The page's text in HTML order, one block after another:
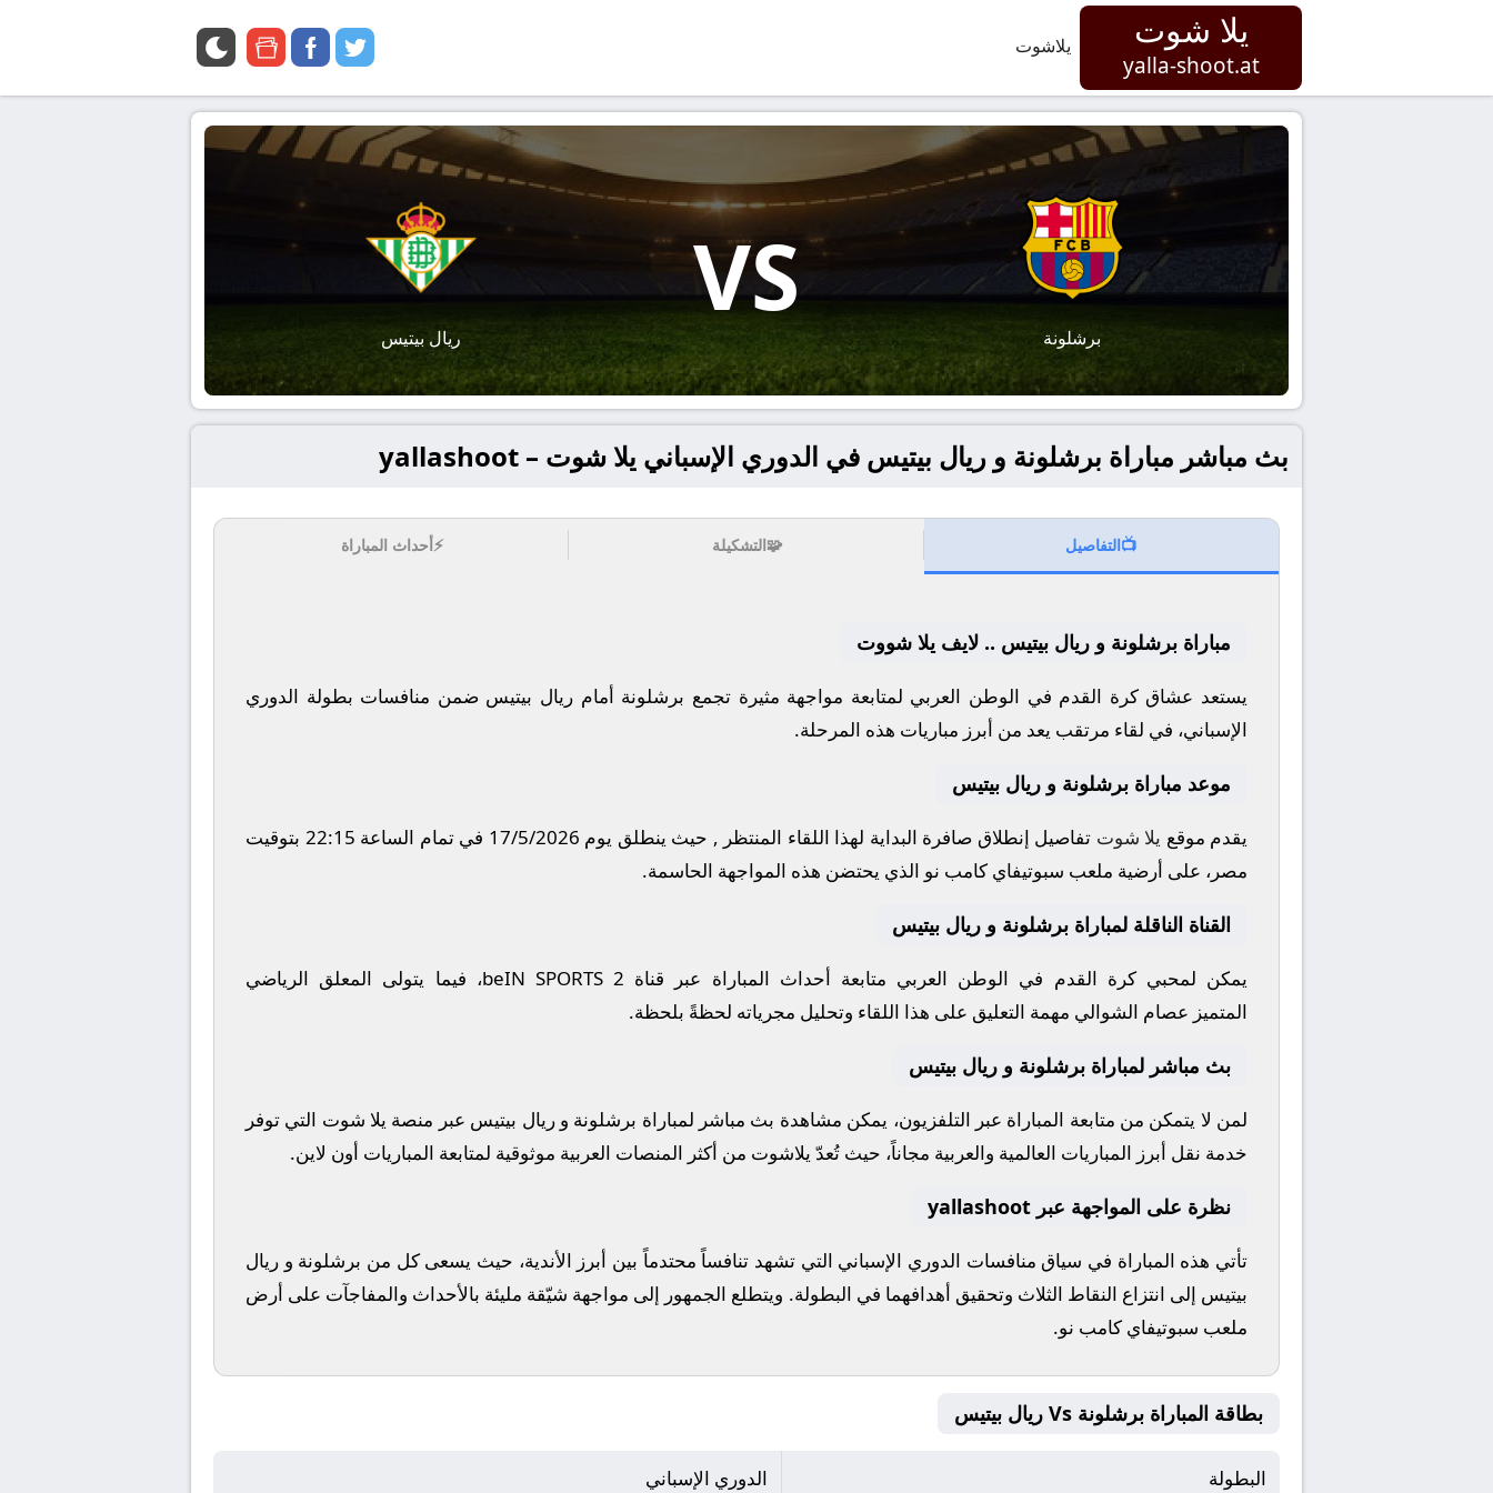
يلا شوت
yalla-shoot.at
يلاشوت twitter
facebook
google
برشلونة
VS
ريال بيتيس
بث مباشر مباراة برشلونة و ريال بيتيس في الدوري الإسباني يلا شوت – yallashoot
📺التفاصيل 🧩التشكيلة ⚡أحداث المباراة
مباراة برشلونة و ريال بيتيس .. لايف يلا شووت
يستعد عشاق كرة القدم في الوطن العربي لمتابعة مواجهة مثيرة تجمع برشلونة أمام ريال بيتيس ضمن منافسات بطولة الدوري
الإسباني، في لقاء مرتقب يعد من أبرز مباريات هذه المرحلة.
موعد مباراة برشلونة و ريال بيتيس
يقدم موقع يلا شوت تفاصيل إنطلاق صافرة البداية لهذا اللقاء المنتظر , حيث ينطلق يوم 17/5/2026 في تمام الساعة 22:15 بتوقيت
مصر، على أرضية ملعب سبوتيفاي كامب نو الذي يحتضن هذه المواجهة الحاسمة.
القناة الناقلة لمباراة برشلونة و ريال بيتيس
يمكن لمحبي كرة القدم في الوطن العربي متابعة أحداث المباراة عبر قناة beIN SPORTS 2، فيما يتولى المعلق الرياضي
المتميز عصام الشوالي مهمة التعليق على هذا اللقاء وتحليل مجرياته لحظةً بلحظة.
بث مباشر لمباراة برشلونة و ريال بيتيس
لمن لا يتمكن من متابعة المباراة عبر التلفزيون، يمكن مشاهدة بث مباشر لمباراة برشلونة وريال بيتيس عبر منصة يلا شوت التي توفر
خدمة نقل أبرز المباريات العالمية والعربية مجاناً، حيث تُعدّ يلاشوت من أكثر المنصات العربية موثوقية لمتابعة المباريات أون لاين.
نظرة على المواجهة عبر yallashoot
تأتي هذه المباراة في سياق منافسات الدوري الإسباني التي تشهد تنافساً محتدماً بين أبرز الأندية، حيث يسعى كل من برشلونة و ريال
بيتيس إلى انتزاع النقاط الثلاث وتحقيق أهدافهما في البطولة. ويتطلع الجمهور إلى مواجهة شيّقة مليئة بالأحداث والمفاجآت على أرض
ملعب سبوتيفاي كامب نو.
بطاقة المباراة برشلونة Vs ريال بيتيس
البطولة الدوري الإسباني